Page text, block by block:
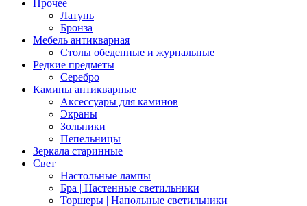
Прочее
Латунь
Бронза
Мебель антикварная
Столы обеденные и журнальные
Редкие предметы
Серебро
Камины антикварные
Аксессуары для каминов
Экраны
Зольники
Пепельницы
Зеркала старинные
Свет
Настольные лампы
Бра | Настенные светильники
Торшеры | Напольные светильники